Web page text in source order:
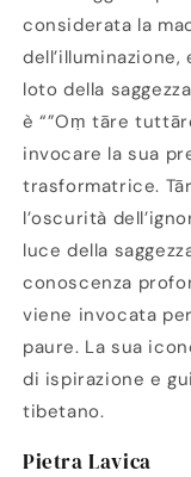
considerata la
loto della
è “”Oṃ tāre
invocare la sua
trasformatrice.
l’oscurità
luce della
conoscenza
viene invocata
paure. La sua
di ispirazione e
tibetano.
Pietra Lavica